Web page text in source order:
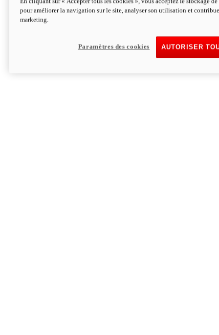
Hypermotard V2 SP 100
Découvrez-le
pour améliorer la navigation sur le site, analyser son utilisation et
marketing.
AUTORISER
Paramètres des cookies